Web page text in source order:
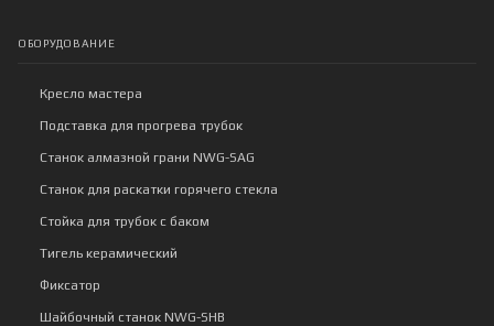
ОБОРУДОВАНИЕ
Кресло мастера
Подставка для прогрева трубок
Станок алмазной грани NWG-SAG
Станок для раскатки горячего стекла
Стойка для трубок с баком
Тигель керамический
Фиксатор
Шайбочный станок NWG-SHB